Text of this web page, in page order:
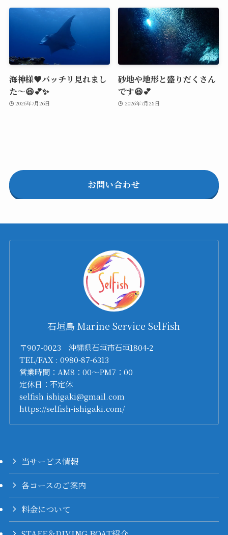
海神様♥️バッチリ見れまし
た～😆💕✨
2026年7月26日
砂地や地形と盛りだくさん
です😆💕
2026年7月25日
お問い合わせ
石垣島 Marine Service SelFish
〒907-0023 沖縄県石垣市石垣1804-2
TEL/FAX : 0980-87-6313
営業時間：AM8：00～PM7：00
定休日：不定休
selfish.ishigaki@gmail.com
https://selfish-ishigaki.com/
当サービス情報
各コースのご案内
料金について